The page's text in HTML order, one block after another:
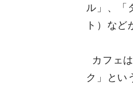
ル」、「
ト）など
カフェ
ク」とい